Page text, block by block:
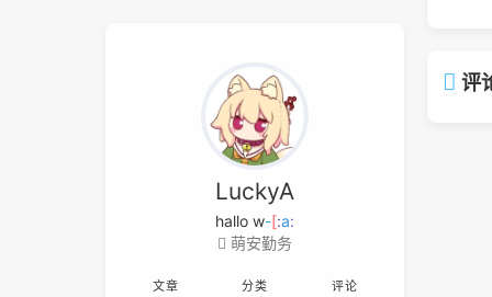
评
LuckyA
halB 5yqw
萌安勤务
文章 分类 评论